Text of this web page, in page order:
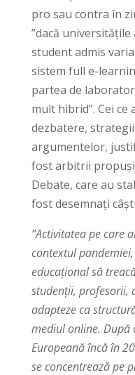
pro sau contra în
”dacă
student admis
sistem full e-
partea de
mult hibrid”. Cei ce
dezbatere,
argumentelor,
fost arbitrii
Debate, care au
fost desemnați
”Activitatea pe care
contextul
educațional să
studenții, profesorii,
adapteze ca
mediul online. După
Europeană încă în
se concentrează pe